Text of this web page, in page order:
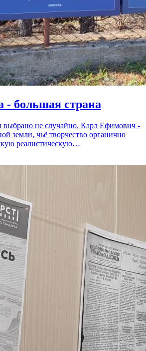
- большая страна
выбрано не случайно. Карл Ефимович -
земли, чьё творчество органично
реалистическую…